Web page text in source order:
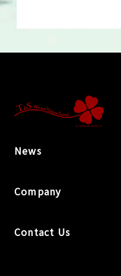
News
Company
Contact Us